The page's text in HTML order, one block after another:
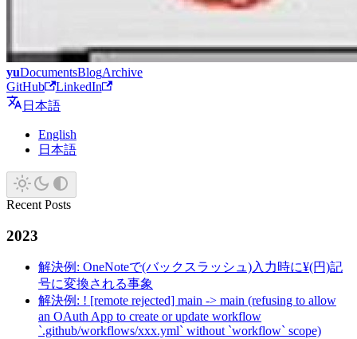
yuDocumentsBlogArchive
GitHub
LinkedIn
日本語
English
日本語
Recent Posts
2023
解決例: OneNoteで(バックスラッシュ)入力時に¥(円)記
号に変換される事象
解決例: ! [remote rejected] main -> main (refusing to allow
an OAuth App to create or update workflow
`.github/workflows/xxx.yml` without `workflow` scope)